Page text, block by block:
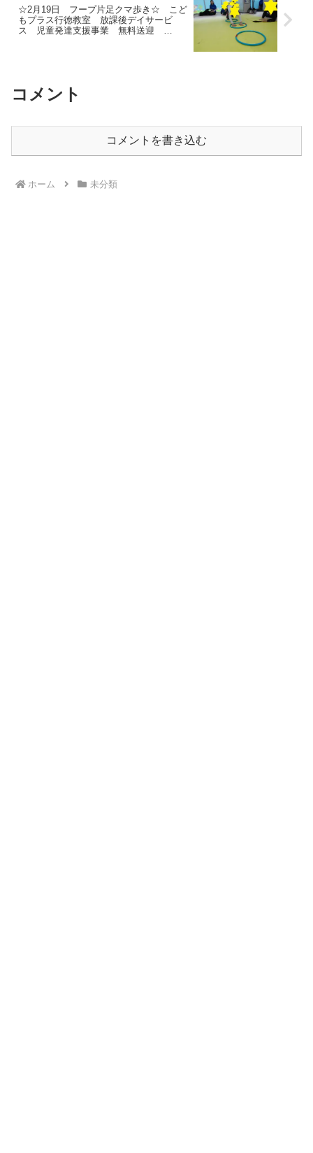
☆2月19日 フープ片足クマ歩き☆ こど
もプラス行徳教室 放課後デイサービ
ス 児童発達支援事業 無料送迎
コメント
コメントを書き込む
ホーム 未分類